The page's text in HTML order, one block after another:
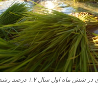
ماه اول سال ۱.۷ درصد رشد کرد.